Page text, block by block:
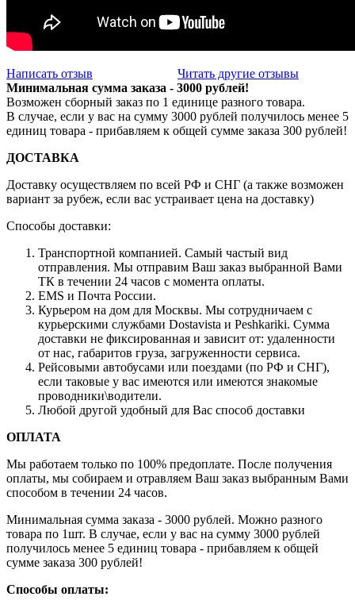
Написать отзыв
Читать другие отзывы
Минимальная сумма заказа - 3000 рублей!
Возможен сборный заказ по 1 единице разного товара.
В случае, если у вас на сумму 3000 рублей получилось менее 5
единиц товара - прибавляем к общей сумме заказа 300 рублей!
ДОСТАВКА
Доставку осуществляем по всей РФ и СНГ (а также возможен
вариант за рубеж, если вас устраивает цена на доставку)
Способы доставки:
Транспортной компанией. Самый частый вид
отправления. Мы отправим Ваш заказ выбранной Вами
ТК в течении 24 часов с момента оплаты.
EMS и Почта России.
Курьером на дом для Москвы. Мы сотрудничаем с
курьерскими службами Dostavista и Peshkariki. Сумма
доставки не фиксированная и зависит от: удаленности
от нас, габаритов груза, загруженности сервиса.
Рейсовыми автобусами или поездами (по РФ и СНГ),
если таковые у вас имеются или имеются знакомые
проводники\водители.
Любой другой удобный для Вас способ доставки
ОПЛАТА
Мы работаем только по 100% предоплате. После получения
оплаты, мы собираем и отравляем Ваш заказ выбранным Вами
способом в течении 24 часов.
Минимальная сумма заказа - 3000 рублей. Можно разного
товара по 1шт. В случае, если у вас на сумму 3000 рублей
получилось менее 5 единиц товара - прибавляем к общей
сумме заказа 300 рублей!
Способы оплаты: